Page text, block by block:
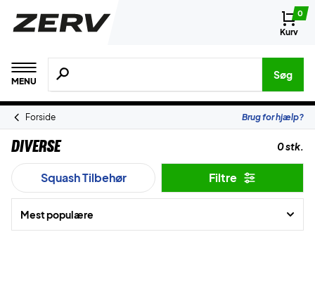
0
Kurv
MENU
Søg efter produkter, mærker etc.
Søg
Forside Brug for hjælp?
Diverse 0 stk.
Squash Tilbehør Filtre
Mest populære